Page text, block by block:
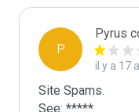
P
Pyrus
il y a 17
Site Spams.
See: *****